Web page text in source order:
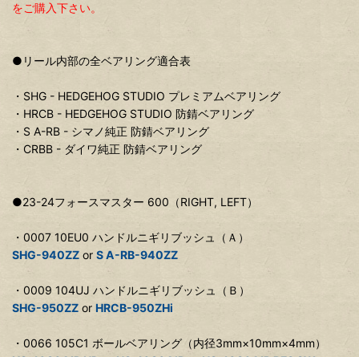
をご購入下さい。
●リール内部の全ベアリング適合表
・SHG - HEDGEHOG STUDIO プレミアムベアリング
・HRCB - HEDGEHOG STUDIO 防錆ベアリング
・S A-RB - シマノ純正 防錆ベアリング
・CRBB - ダイワ純正 防錆ベアリング
●23-24フォースマスター 600（RIGHT, LEFT）
・0007 10EU0 ハンドルニギリブッシュ（Ａ）
SHG-940ZZ or S A-RB-940ZZ
・0009 104UJ ハンドルニギリブッシュ（Ｂ）
SHG-950ZZ or HRCB-950ZHi
・0066 105C1 ボールベアリング（内径3mm×10mm×4mm）